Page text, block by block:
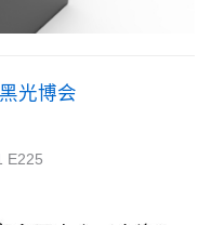
光博会
E225